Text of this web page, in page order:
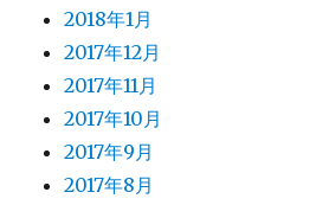
2018年1月
2017年12月
2017年11月
2017年10月
2017年9月
2017年8月